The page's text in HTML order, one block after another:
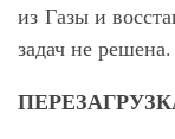
из Газы и
задач не решена.